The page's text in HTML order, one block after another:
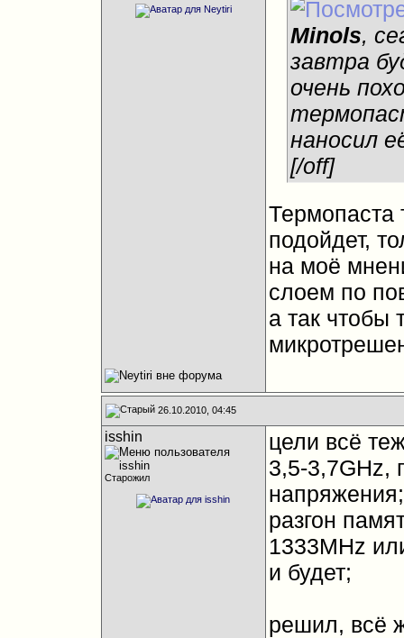
Minols,
завтра
очень
наносил
[/off]
Термопаста
подойдет,
на моё
слоем по
а так чтобы
26.10.2010, 04:45
isshin
Старожил
цели всё
3,5-3,7GHz,
напряжения;
разгон
1333MHz
и будет;
решил, всё